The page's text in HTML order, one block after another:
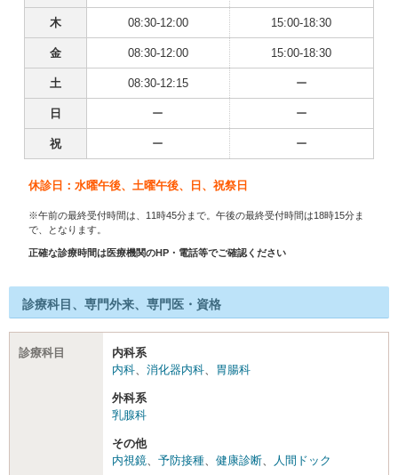
木 08:30-12:00 15:00-18:30
金 08:30-12:00 15:00-18:30
土 08:30-12:15 ー
日 ー ー
祝 ー ー
休診日：水曜午後、土曜午後、日、祝祭日
※午前の最終受付時間は、11時45分まで。午後の最終受付時間は18時15分ま
で、となります。
正確な診療時間は医療機関のHP・電話等でご確認ください
診療科目、専門外来、専門医・資格
診療科目
内科系
内科
消化器内科 胃腸科
外科系
乳腺科
その他
内視鏡
予防接種 健康診断 人間ドック